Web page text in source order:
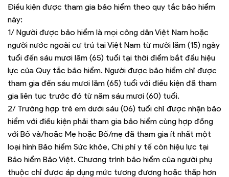
Điều kiện được tham gia bảo hiểm theo quy tắc bảo hiểm
này:
1/ Người được bảo hiểm là mọi công dân Việt Nam hoặc
người nước ngoài cư trú tại Việt Nam từ mười lăm (15) ngày
tuổi đến sáu mươi lăm (65) tuổi tại thời điểm bắt đầu hiệu
lực của Quy tắc bảo hiểm. Người được bảo hiểm chỉ được
tham gia đến sáu mươi lăm (65) tuổi với điều kiện đã tham
gia liên tục trước đó từ năm sáu mươi (60) tuổi.
2/ Trường hợp trẻ em dưới sáu (06) tuổi chỉ được nhận bảo
hiểm với điều kiện phải tham gia bảo hiểm cùng hợp đồng
với Bố và/hoặc Mẹ hoặc Bố/mẹ đã tham gia ít nhất một
loại hình Bảo hiểm Sức khỏe, Chi phí y tế còn hiệu lực tại
Bảo hiểm Bảo Việt. Chương trình bảo hiểm của người phụ
thuộc chỉ được áp dụng mức tương đương hoặc thấp hơn